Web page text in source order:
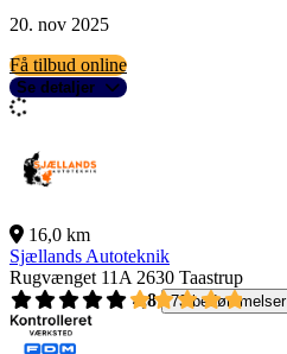
20. nov 2025
Få tilbud online
Se detaljer
16,0 km
Sjællands Autoteknik
Rugvænget 11A 2630 Taastrup
4,8
73 bedømmelser